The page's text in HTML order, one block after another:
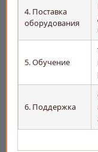
4. Поставка
оборудования
5. Обучение
6. Поддержка